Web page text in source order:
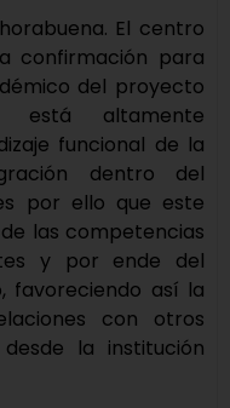
El centro
confirmación para
del proyecto
está altamente
funcional de la
dentro del
por ello que este
las competencias
y por ende del
favoreciendo así la
con otros
la institución